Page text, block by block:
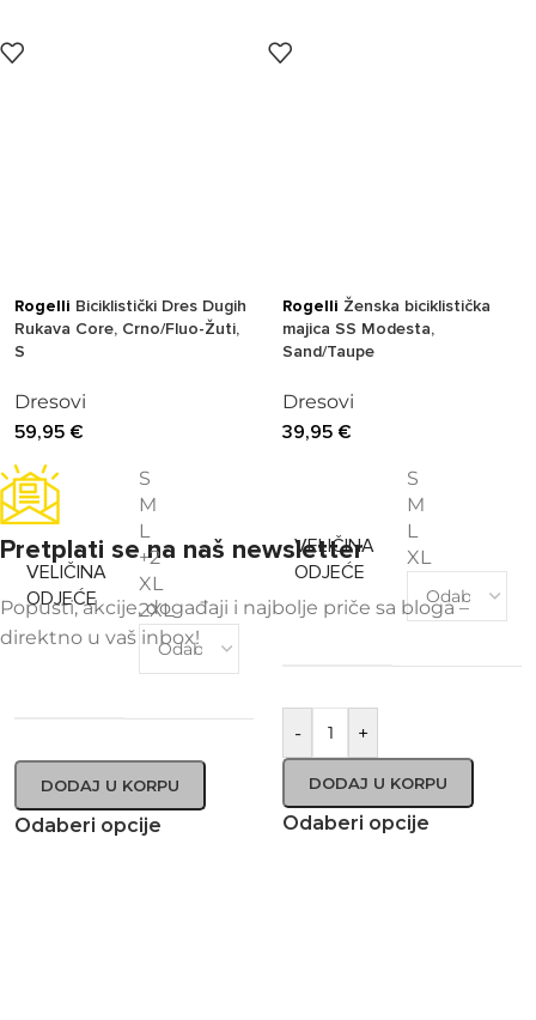
Rogelli Biciklistički Dres Dugih
Rukava Core, Crno/Fluo-Žuti,
S
Dresovi
59,95 €
VELIČINA
ODJEĆE
S
M
L
+2
XL
2XL
DODAJ U KORPU
Odaberi opcije
Rogelli Ženska biciklistička
majica SS Modesta,
Sand/Taupe
Dresovi
39,95 €
VELIČINA
ODJEĆE
S
M
L
XL
- +
DODAJ U KORPU
Odaberi opcije
Pretplati se na naš newsletter
Popusti, akcije, događaji i najbolje priče sa bloga –
direktno u vaš inbox!